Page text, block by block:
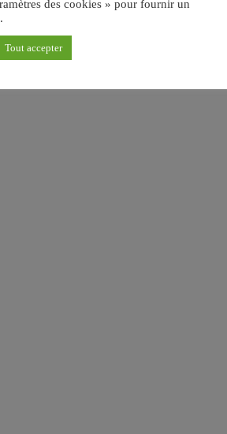
des cookies » pour fournir un
Tout accepter